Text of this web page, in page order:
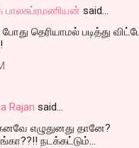
பாலசுப்ரமணியன் said…
போது தெரியாமல் படித்து
Rajan said…
எழுதுனது தானே?
நடக்கட்டும்...